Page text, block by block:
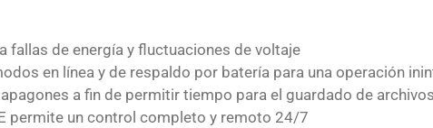
de energía y fluctuaciones de voltaje
en línea y de respaldo por batería para una operación
a fin de permitir tiempo para el guardado de
permite un control completo y remoto 24/7